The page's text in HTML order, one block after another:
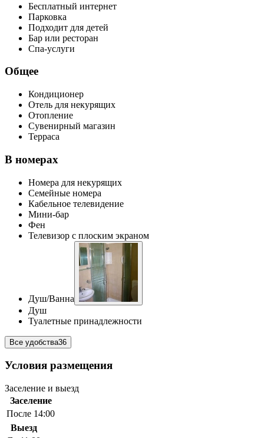
Бесплатный интернет
Парковка
Подходит для детей
Бар или ресторан
Спа-услуги
Общее
Кондиционер
Отель для некурящих
Отопление
Сувенирный магазин
Терраса
В номерах
Номера для некурящих
Семейные номера
Кабельное телевидение
Мини-бар
Фен
Телевизор с плоским экраном
Душ/Ванна
Душ
Туалетные принадлежности
Все удобства36
Условия размещения
Заселение и выезд
Заселение
После 14:00
Выезд